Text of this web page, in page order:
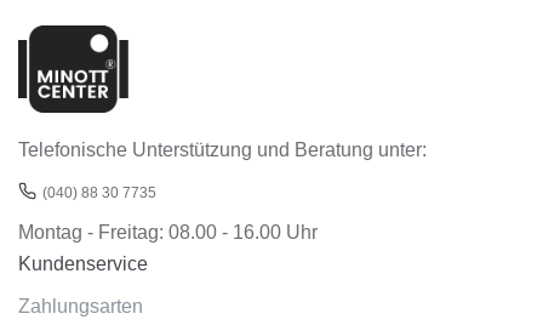
Telefonische Unterstützung und Beratung unter:
(040) 88 30 7735
Montag - Freitag: 08.00 - 16.00 Uhr
Kundenservice
Zahlungsarten